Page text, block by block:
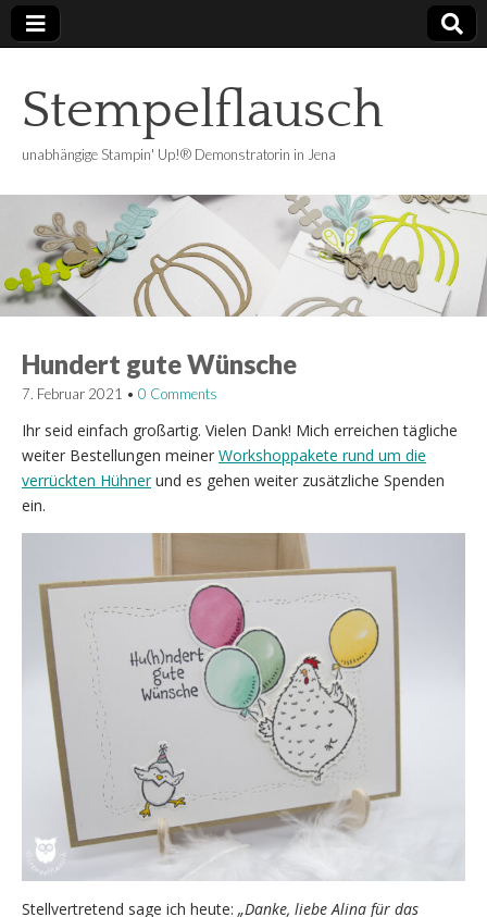
Stempelflausch
unabhängige Stampin' Up!® Demonstratorin in Jena
Hundert gute Wünsche
7. Februar 2021 • 0 Comments
Ihr seid einfach großartig. Vielen Dank! Mich erreichen tägliche
weiter Bestellungen meiner Workshoppakete rund um die
verrückten Hühnerund es gehen weiter zusätzliche Spenden
ein.
Stellvertretend sage ich heute: „Danke, liebe Alina für das